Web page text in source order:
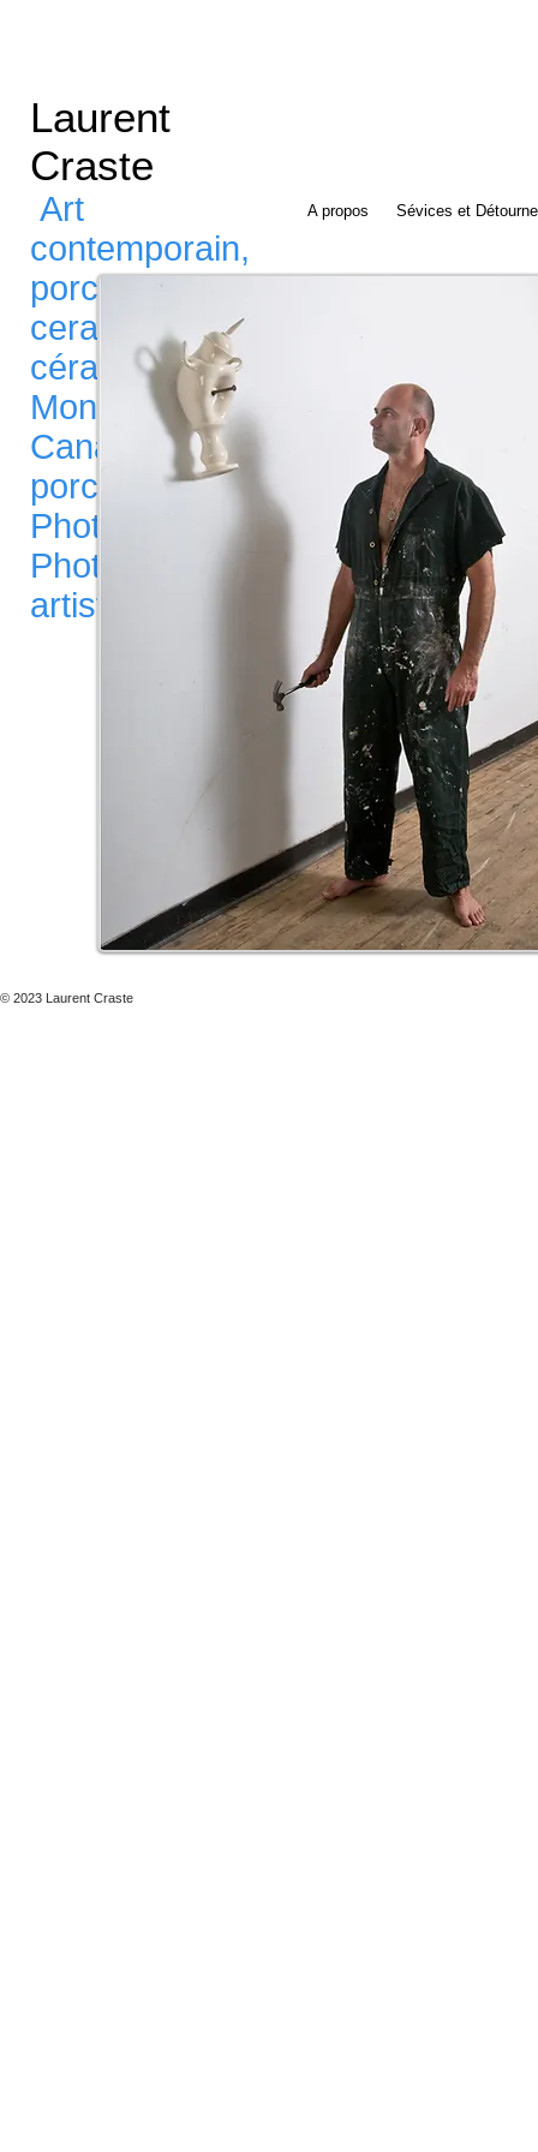
Laurent
Craste
Art
contemporain,
porcelaine,
ceramic,
céramique,
Montréal,
Canada,
porcelain, art,
Photographie,
Photography,
artist
A propos Sévices et
© 2023 Laurent Craste